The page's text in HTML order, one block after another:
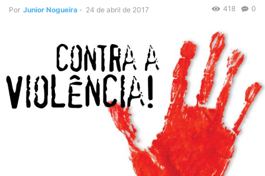
Por Junior Nogueira - 24 de abril de 2017 0
418